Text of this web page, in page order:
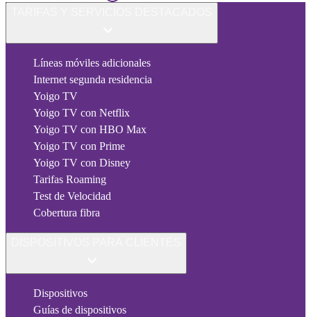
Líneas móviles adicionales
Internet segunda residencia
Yoigo TV
Yoigo TV con Netflix
Yoigo TV con HBO Max
Yoigo TV con Prime
Yoigo TV con Disney
Tarifas Roaming
Test de Velocidad
Cobertura fibra
Dispositivos
Guías de dispositivos